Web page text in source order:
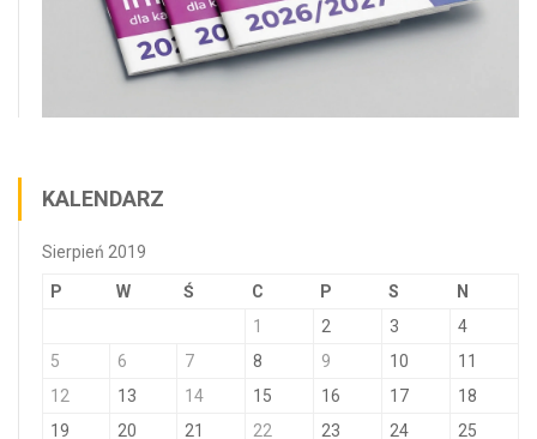
KALENDARZ
Sierpień 2019
P W Ś C P S N
1 2 3
4
5
6 7 8 9 10
11
12
13 14 15 16 17
18
19
20 21 22 23 24
25